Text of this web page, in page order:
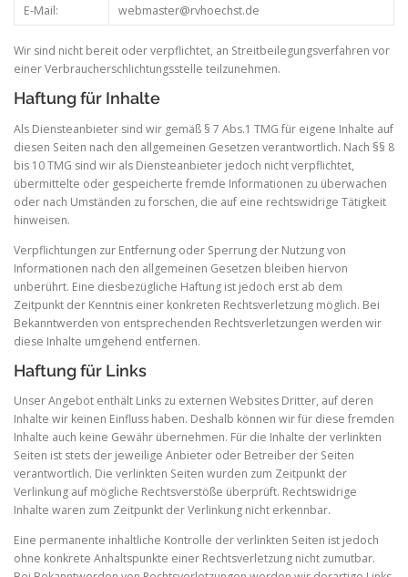
E-Mail: webmaster@rvhoechst.de
Wir sind nicht bereit oder verpflichtet, an Streitbeilegungsverfahren vor
einer Verbraucherschlichtungsstelle teilzunehmen.
Haftung für Inhalte
Als Diensteanbieter sind wir gemäß § 7 Abs.1 TMG für eigene Inhalte auf
diesen Seiten nach den allgemeinen Gesetzen verantwortlich. Nach §§ 8
bis 10 TMG sind wir als Diensteanbieter jedoch nicht verpflichtet,
übermittelte oder gespeicherte fremde Informationen zu überwachen
oder nach Umständen zu forschen, die auf eine rechtswidrige Tätigkeit
hinweisen.
Verpflichtungen zur Entfernung oder Sperrung der Nutzung von
Informationen nach den allgemeinen Gesetzen bleiben hiervon
unberührt. Eine diesbezügliche Haftung ist jedoch erst ab dem
Zeitpunkt der Kenntnis einer konkreten Rechtsverletzung möglich. Bei
Bekanntwerden von entsprechenden Rechtsverletzungen werden wir
diese Inhalte umgehend entfernen.
Haftung für Links
Unser Angebot enthält Links zu externen Websites Dritter, auf deren
Inhalte wir keinen Einfluss haben. Deshalb können wir für diese fremden
Inhalte auch keine Gewähr übernehmen. Für die Inhalte der verlinkten
Seiten ist stets der jeweilige Anbieter oder Betreiber der Seiten
verantwortlich. Die verlinkten Seiten wurden zum Zeitpunkt der
Verlinkung auf mögliche Rechtsverstöße überprüft. Rechtswidrige
Inhalte waren zum Zeitpunkt der Verlinkung nicht erkennbar.
Eine permanente inhaltliche Kontrolle der verlinkten Seiten ist jedoch
ohne konkrete Anhaltspunkte einer Rechtsverletzung nicht zumutbar.